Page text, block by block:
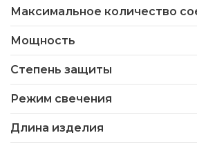
Максимальное количество
Мощность
Степень защиты
Режим свечения
Длина изделия